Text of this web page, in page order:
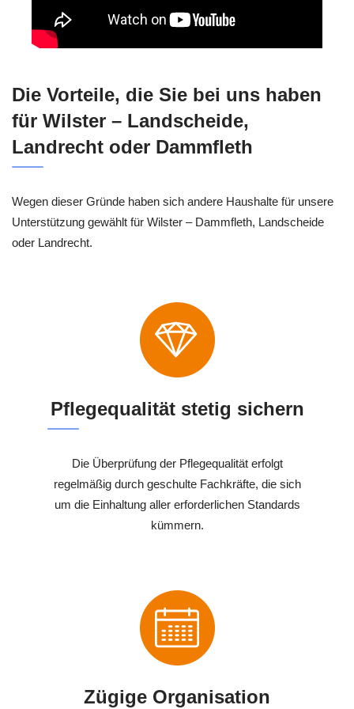
Die Vorteile, die Sie bei uns haben
für Wilster – Landscheide,
Landrecht oder Dammfleth
Wegen dieser Gründe haben sich andere Haushalte für unsere
Unterstützung gewählt für Wilster – Dammfleth, Landscheide
oder Landrecht.
Pflegequalität stetig sichern
Die Überprüfung der Pflegequalität erfolgt
regelmäßig durch geschulte Fachkräfte, die sich
um die Einhaltung aller erforderlichen Standards
kümmern.
Zügige Organisation